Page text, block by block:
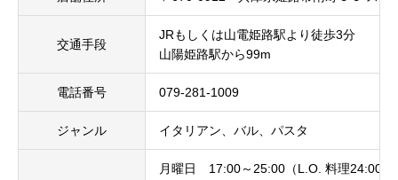
交通手段
JRもしくは山電姫路駅より徒歩3分
山陽姫路駅から99m
電話番号 079-281-1009
ジャンル イタリアン、バル、パスタ
月曜日 17:00～25:00（L.O. 料理24:00